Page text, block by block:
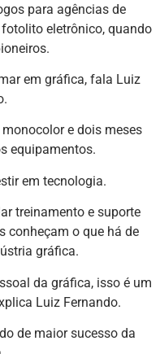
para agências de
eletrônico, quando
em gráfica, fala Luiz
e dois meses
equipamentos.
em tecnologia.
treinamento e suporte
conheçam o que há de
gráfica.
da gráfica, isso é um
Luiz Fernando.
de maior sucesso da